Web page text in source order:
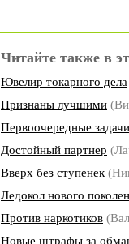
Читайте также в
Ювелир токарного дела
Признаны лучшими
Первоочередные задачи
Достойный партнер
Вверх без ступенек
Ледокол нового
Против наркотиков
Новые штрафы за